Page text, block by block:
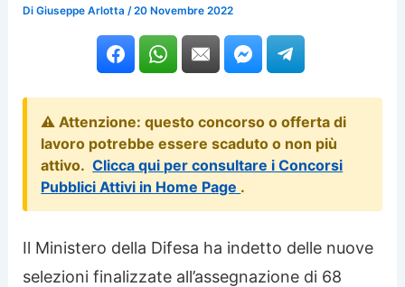
DiGiuseppe Arlotta /20 Novembre 2022
⚠️ Attenzione: questo concorso o offerta di
lavoro potrebbe essere scaduto o non più
attivo. Clicca qui per consultare i Concorsi
Pubblici Attivi in Home Page .
Il Ministero della Difesa ha indetto delle nuove
selezioni finalizzate all’assegnazione di 68